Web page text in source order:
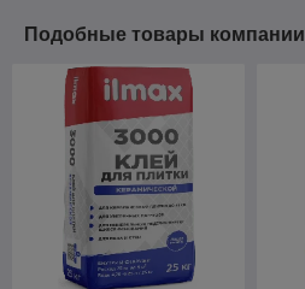
Подобные товары компании